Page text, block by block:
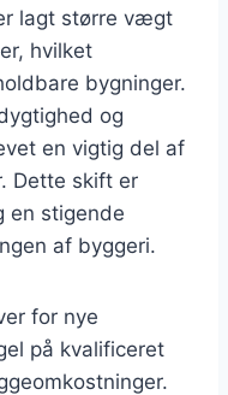
lagt større vægt
hvilket
bygninger.
og
en vigtig del af
Dette skift er
en stigende
af byggeri.
for nye
på kvalificeret